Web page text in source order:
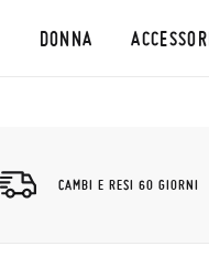
DONNA
CAMBI E RESI 60 GIORNI